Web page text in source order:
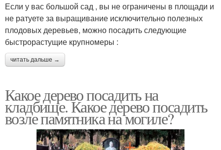
Если у вас большой сад , вы не ограничены в площади и
не ратуете за выращивание исключительно полезных
плодовых деревьев, можно посадить следующие
быстрорастущие крупномеры :
читать дальше →
Какое дерево посадить на
кладбище. Какое дерево посадить
возле памятника на могиле?